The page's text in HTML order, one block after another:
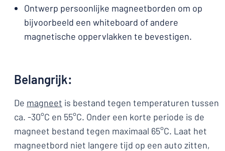
Ontwerp persoonlijke magneetborden om op
bijvoorbeeld een whiteboard of andere
magnetische oppervlakken te bevestigen.
Belangrijk:
De magneet is bestand tegen temperaturen tussen
ca. -30°C en 55°C. Onder een korte periode is de
magneet bestand tegen maximaal 65°C. Laat het
magneetbord niet langere tijd op een auto zitten,